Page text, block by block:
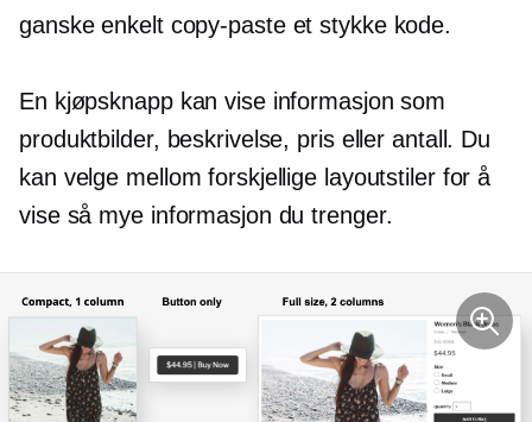
ganske enkelt copy-pasteet stykke kode.
En kjøpsknapp kan vise informasjon som
produktbilder, beskrivelse, pris eller antall. Du
kan velge mellom forskjellige layoutstiler for å
vise så mye informasjon du trenger.